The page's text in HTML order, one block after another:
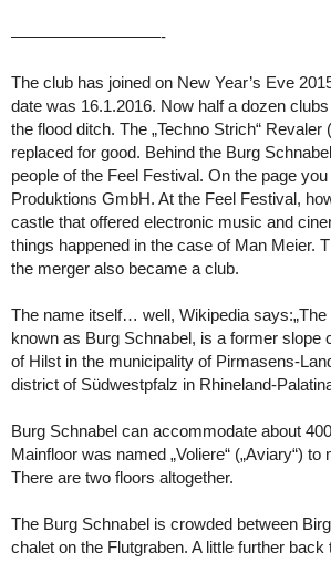
—————————-
The club has joined on New Year’s Eve
date was 16.1.2016. Now half a dozen
the flood ditch. The „Techno Strich“ Revaler
replaced for good. Behind the Burg
people of the Feel Festival. On the page
Produktions GmbH. At the Feel Festival,
castle that offered electronic music and
things happened in the case of Man Meier.
the merger also became a club.
The name itself… well, Wikipedia
known as Burg Schnabel, is a former slope
of Hilst in the municipality of Pirmasens-
district of Südwestpfalz in Rhineland-
Burg Schnabel can accommodate about
Mainfloor was named „Voliere“ („Aviary“)
There are two floors altogether.
The Burg Schnabel is crowded between
chalet on the Flutgraben. A little further back